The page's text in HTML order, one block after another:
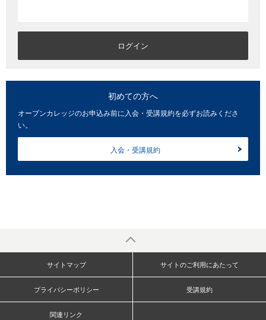
初めての方へ
オープンカレッジのお申込み前に入会・受講規約を必ずお読みくださ
い。
入会・受講規約
サイトマップ サイトのご利用にあたって
プライバシーポリシー 受講規約
関連リンク